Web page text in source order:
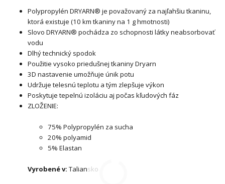
Polypropylén DRYARN® je považovaný za najľahšiu tkaninu,
ktorá existuje (10 km tkaniny na 1 g hmotnosti)
Slovo DRYARN® pochádza zo schopnosti látky neabsorbovať
vodu
Dlhý technický spodok
Použitie vysoko priedušnej tkaniny Dryarn
3D nastavenie umožňuje únik potu
Udržuje telesnú teplotu a tým zlepšuje výkon
Poskytuje tepelnú izoláciu aj počas kľudových fáz
ZLOŽENIE:
75% Polypropylén za sucha
20% polyamid
5% Elastan
Vyrobené v: Taliansko